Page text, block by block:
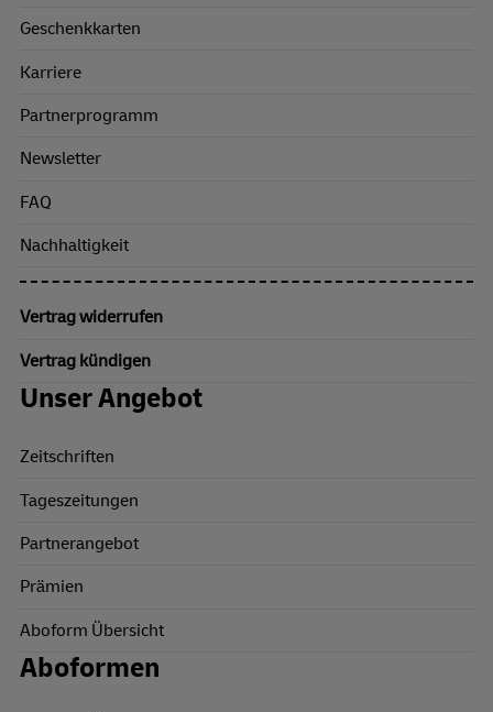
Geschenkkarten
Karriere
Partnerprogramm
Newsletter
FAQ
Nachhaltigkeit
Vertrag widerrufen
Vertrag kündigen
Unser Angebot
Zeitschriften
Tageszeitungen
Partnerangebot
Prämien
Aboform Übersicht
Aboformen